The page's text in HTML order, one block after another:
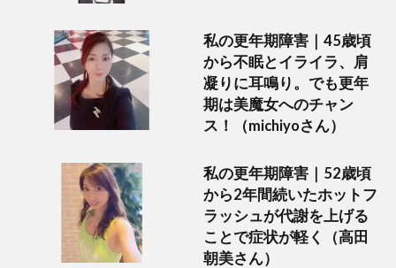
私の更年期障害｜45歳頃
から不眠とイライラ、肩
凝りに耳鳴り。でも更年
期は美魔女へのチャン
ス！（michiyoさん）
私の更年期障害｜52歳頃
から2年間続いたホットフ
ラッシュが代謝を上げる
ことで症状が軽く（高田
朝美さん）